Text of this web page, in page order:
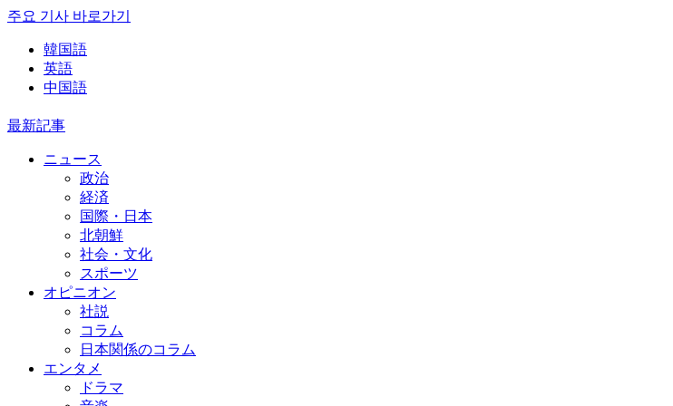
주요 기사 바로가기
韓国語
英語
中国語
最新記事
ニュース
政治
経済
国際・日本
北朝鮮
社会・文化
スポーツ
オピニオン
社説
コラム
日本関係のコラム
エンタメ
ドラマ